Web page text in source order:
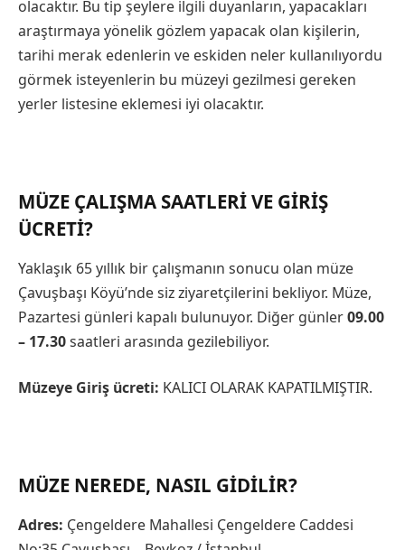
olacaktır. Bu tip şeylere ilgili duyanların, yapacakları
araştırmaya yönelik gözlem yapacak olan kişilerin,
tarihi merak edenlerin ve eskiden neler kullanılıyordu
görmek isteyenlerin bu müzeyi gezilmesi gereken
yerler listesine eklemesi iyi olacaktır.
MÜZE ÇALIŞMA SAATLERI VE GIRIŞ
ÜCRETI?
Yaklaşık 65 yıllık bir çalışmanın sonucu olan müze
Çavuşbaşı Köyü’nde siz ziyaretçilerini bekliyor. Müze,
Pazartesi günleri kapalı bulunuyor. Diğer günler09.00
– 17.30saatleri arasında gezilebiliyor.
Müzeye Giriş ücreti: KALICI OLARAK KAPATILMIŞTIR.
MÜZE NEREDE, NASIL GIDILIR?
Adres: Çengeldere Mahallesi Çengeldere Caddesi